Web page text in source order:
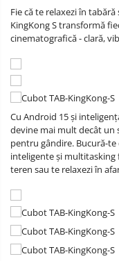
Fie că te relaxezi în
KingKong S transformă
cinematografică - clară,
Cu Android 15 și
devine mai mult decât un
pentru gândire. Bucură-
inteligente și multitasking
teren sau te relaxezi în